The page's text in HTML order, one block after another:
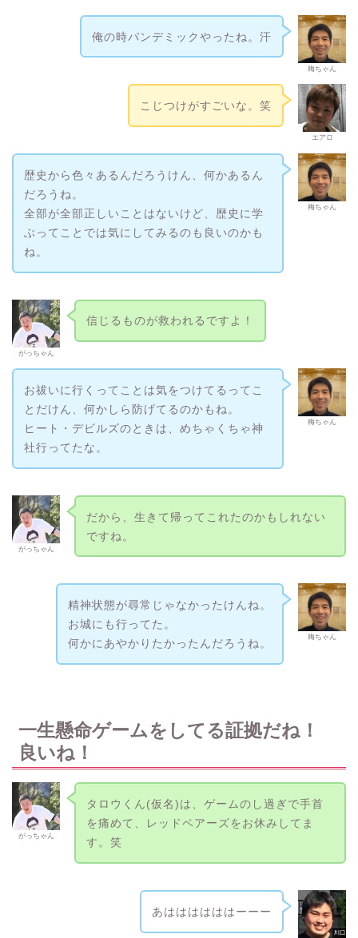
梅ちゃん
俺の時パンデミックやったね。汗
エアロ
こじつけがすごいな。笑
梅ちゃん
歴史から色々あるんだろうけん、何かあるん
だろうね。
全部が全部正しいことはないけど、歴史に学
ぶってことでは気にしてみるのも良いのかも
ね。
がっちゃん
信じるものが救われるですよ！
梅ちゃん
お祓いに行くってことは気をつけてるってこ
とだけん、何かしら防げてるのかもね。
ヒート・デビルズのときは、めちゃくちゃ神
社行ってたな。
がっちゃん
だから、生きて帰ってこれたのかもしれない
ですね。
梅ちゃん
精神状態が尋常じゃなかったけんね。
お城にも行ってた。
何かにあやかりたかったんだろうね。
一生懸命ゲームをしてる証拠だね！
良いね！
がっちゃん
タロウくん(仮名)は、ゲームのし過ぎで手首
を痛めて、レッドベアーズをお休みしてま
す。笑
あははははははーーー